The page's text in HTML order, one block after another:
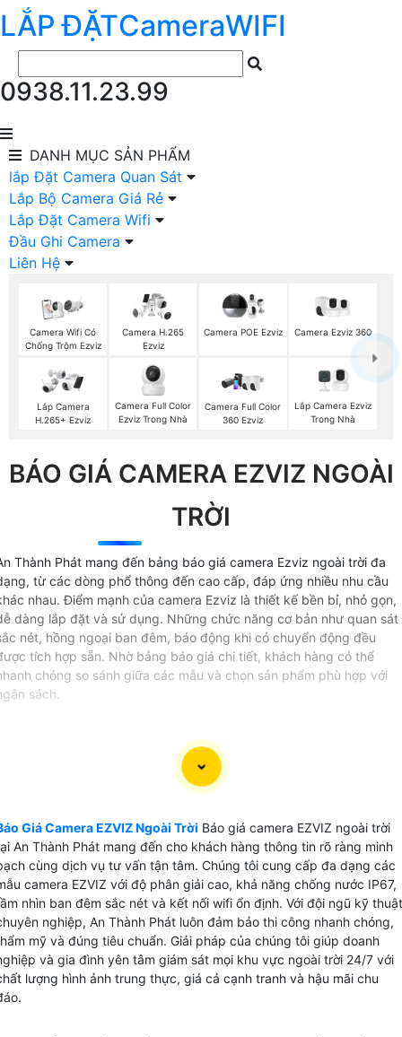
LẮP ĐẶTCameraWIFI
0938.11.23.99
DANH MỤC SẢN PHẨM
lắp Đặt Camera Quan Sát
Lắp Bộ Camera Giá Rẻ
Lắp Đặt Camera Wifi
Đầu Ghi Camera
Liên Hệ
Camera Wifi Có
Chống Trộm Ezviz
Camera H.265
Ezviz
Camera POE Ezviz Camera Ezviz 360
Lắp Camera
H.265+ Ezviz
Camera Full Color
Ezviz Trong Nhà
Camera Full Color
360 Ezviz
Lắp Camera Ezviz
Trong Nhà
BÁO GIÁ CAMERA EZVIZ NGOÀI
TRỜI
Thành Phát mang đến bảng báo giá camera Ezviz ngoài trời đa
từ các dòng phổ thông đến cao cấp, đáp ứng nhiều nhu cầu
nhau. Điểm mạnh của camera Ezviz là thiết kế bền bỉ, nhỏ gọn,
dàng lắp đặt và sử dụng. Những chức năng cơ bản như quan sát
nét, hồng ngoại ban đêm, báo động khi có chuyển động đều
tích hợp sẵn. Nhờ bảng báo giá chi tiết, khách hàng có thể
chóng so sánh giữa các mẫu và chọn sản phẩm phù hợp với
sách.
giá camera EZVIZ ngoài trờitại
hợp xu hướng giám sát thông minh hiện nay. Các dòng
EZVIZđược trang bị độ phân giảiFull HD – 2Kkhả
quan sát ban đêm có màu, chống nước – chống bụi
cùng kết nối wifi ổn định giúp truyền hình ảnh mượt
thiết kế hiện đại và tính năng nhận diện chuyển độngAI
EZVIZlà lựa chọn hoàn hảo cho gia đình và doanh
muốn nâng cao an ninh.
Giá Camera EZVIZ Ngoài Trời Báo giá camera EZVIZ ngoài trời
An Thành Phát mang đến cho khách hàng thông tin rõ ràng minh
cùng dịch vụ tư vấn tận tâm. Chúng tôi cung cấp đa dạng các
camera EZVIZ với độ phân giải cao, khả năng chống nước IP67,
nhìn ban đêm sắc nét và kết nối wifi ổn định. Với đội ngũ kỹ thuật
nghiệp, An Thành Phát luôn đảm bảo thi công nhanh chóng,
mỹ và đúng tiêu chuẩn. Giải pháp của chúng tôi giúp doanh
và gia đình yên tâm giám sát mọi khu vực ngoài trời 24/7 với
lượng hình ảnh trung thực, giá cả cạnh tranh và hậu mãi chu